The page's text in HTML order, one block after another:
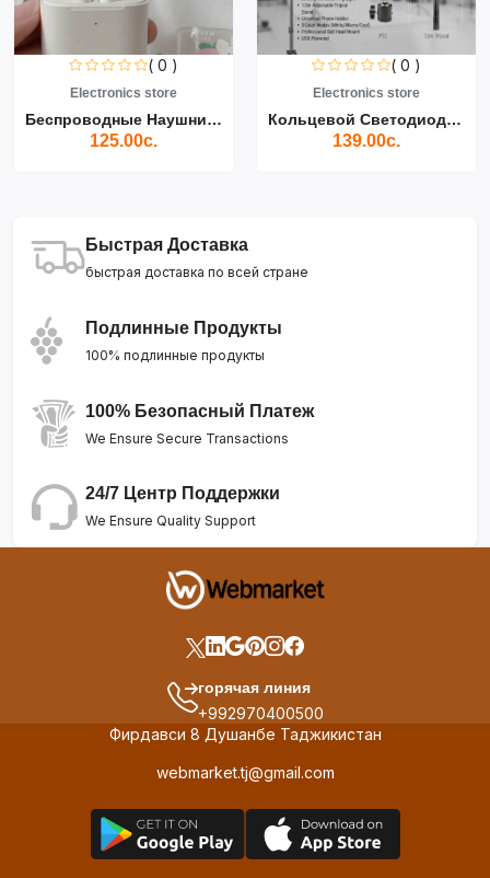
( 0 )
Electronics store
Беспроводные Наушники Air...
125.00с.
( 0 )
Electronics store
Кольцевой Светодиодный Св...
139.00с.
Быстрая Доставка
быстрая доставка по всей стране
Подлинные Продукты
100% подлинные продукты
100% Безопасный Платеж
We Ensure Secure Transactions
24/7 Центр Поддержки
We Ensure Quality Support
горячая линия
+992970400500
Фирдавси 8 Душанбе Таджикистан
webmarket.tj@gmail.com